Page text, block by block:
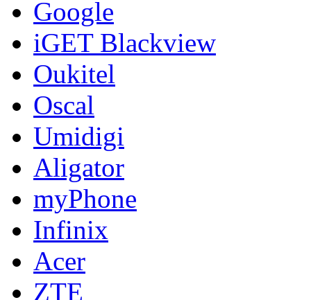
Google
iGET Blackview
Oukitel
Oscal
Umidigi
Aligator
myPhone
Infinix
Acer
ZTE